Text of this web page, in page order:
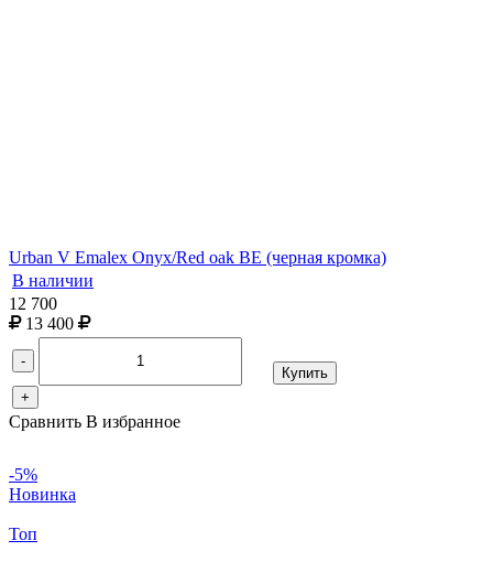
Urban V Emalex Onyx/Red oak BE (черная кромка)
В наличии
12 700
13 400
-
+
Купить
Сравнить В избранное
-5%
Новинка
Топ